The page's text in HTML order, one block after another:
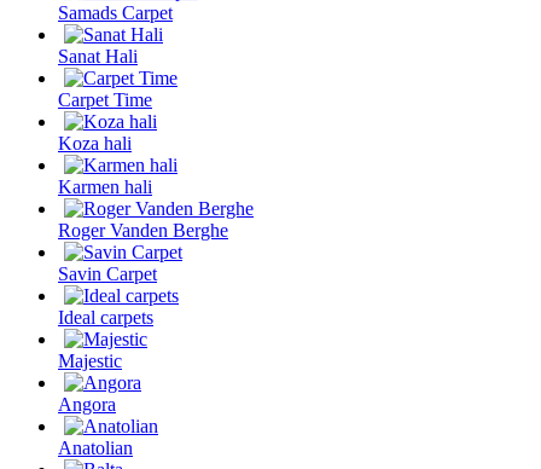
Samads Carpet
Sanat Hali
Carpet Time
Koza hali
Karmen hali
Roger Vanden Berghe
Savin Carpet
Ideal carpets
Majestic
Angora
Anatolian